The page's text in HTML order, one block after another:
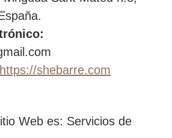
https://shebarre.com
Web es: Servicios de